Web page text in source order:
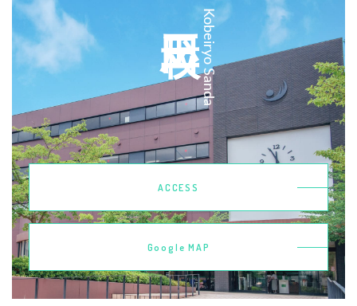
Kobeiryo Sanda
ACCESS
Google MAP